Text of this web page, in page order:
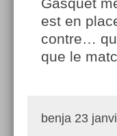
est en
contre…
que le
benja 23